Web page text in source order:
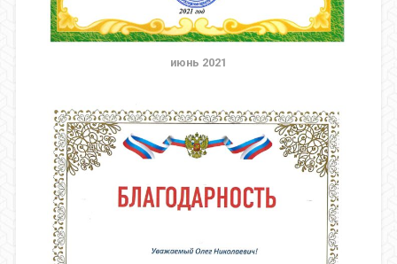
июнь 2021